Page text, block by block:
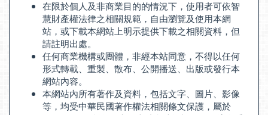
在限於個人及非商業目的的情況下，使用者可依智
慧財產權法律之相關規範，自由瀏覽及使用本網
站，或下載本網站上明示提供下載之相關資料，但
請註明出處。
任何商業機構或團體，非經本站同意，不得以任何
形式轉載、重製、散布、公開播送、出版或發行本
網站內容。
本網站內所有著作及資料，包括文字、圖片、影像
等，均受中華民國著作權法相關條文保護，屬於